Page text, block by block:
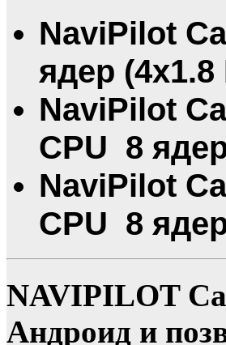
NaviPilot
ядер
NaviPilot
CPU 8
NaviPilot
CPU 8
NAVIPILOT
Андроид и